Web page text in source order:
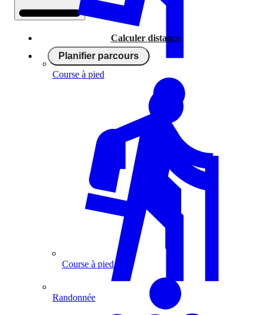
Calculer distance
Planifier parcours
Course à pied
Course à pied
Randonnée